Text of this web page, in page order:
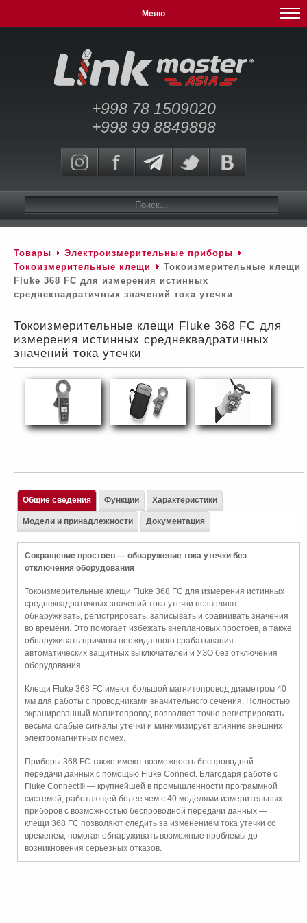
Меню
+998 78 1509020
+998 99 8849898
Товары
Электроизмерительные приборы
Токоизмерительные клещи
Токоизмерительные клещи
Fluke 368 FC для измерения истинных
среднеквадратичных значений тока утечки
Токоизмерительные клещи Fluke 368 FC для
измерения истинных среднеквадратичных
значений тока утечки
Общие сведения
Сокращение простоев — обнаружение тока утечки без
отключения оборудования
Токоизмерительные клещи Fluke 368 FC для измерения истинных
среднеквадратичных значений тока утечки позволяют
обнаруживать, регистрировать, записывать и сравнивать значения
во времени. Это помогает избежать внеплановых простоев, а также
обнаруживать причины неожиданного срабатывания
автоматических защитных выключателей и УЗО без отключения
оборудования.
Клещи Fluke 368 FC имеют большой магнитопровод диаметром 40
мм для работы с проводниками значительного сечения. Полностью
экранированный магнитопровод позволяет точно регистрировать
весьма слабые сигналы утечки и минимизирует влияние внешних
электромагнитных помех.
Приборы 368 FC также имеют возможность беспроводной
передачи данных с помощью Fluke Connect. Благодаря работе с
Fluke Connect® — крупнейшей в промышленности программной
системой, работающей более чем с 40 моделями измерительных
приборов с возможностью беспроводной передачи данных —
клещи 368 FC позволяют следить за изменением тока утечки со
временем, помогая обнаруживать возможные проблемы до
возникновения серьезных отказов.
Функции Характеристики
Модели и принадлежности Документация